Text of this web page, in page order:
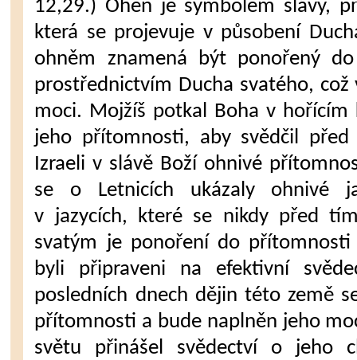
12,29.) Oheň je symbolem slávy,
která se projevuje v působení
ohněm znamená být ponořený
prostřednictvím Ducha svatého, což
moci. Mojžíš potkal Boha v hořícím
jeho přítomnosti, aby svědčil před
Izraeli v slávě Boží ohnivé
se o Letnicích ukázaly ohnivé
v jazycích, které se nikdy před
svatým je ponoření do
byli připraveni na efektivní
posledních dnech dějin této země
přítomnosti a bude naplněn jeho
světu přinášel svědectví o jeho